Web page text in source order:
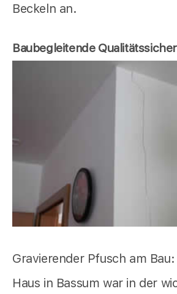
Beckeln an.
Baubegleitende
Gravierender Pfusch am Bau:
Haus in Bassum war in der